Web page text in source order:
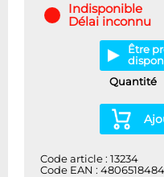
Indisponible
Délai inconnu
Être
Quantité
Code article : 13234
Code EAN :